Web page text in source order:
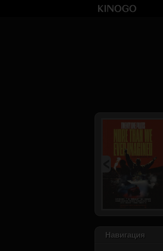
Навигация